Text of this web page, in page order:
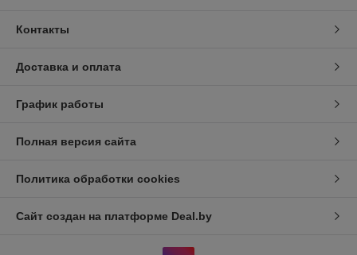
Контакты
Доставка и оплата
График работы
Полная версия сайта
Политика обработки cookies
Сайт создан на платформе Deal.by